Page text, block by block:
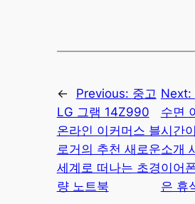
← Previous: 중고
LG 그램 14Z990
온라인 이커머스 블
로거의 추천 새로운
세계로 떠나는 초경
량 노트북
Next:
수면
시간
소개
이어
은 휴